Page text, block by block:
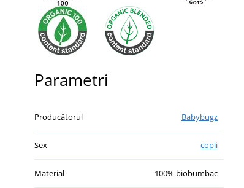
Parametri
Producătorul Babybugz
Sex copii
Material 100% biobumbac